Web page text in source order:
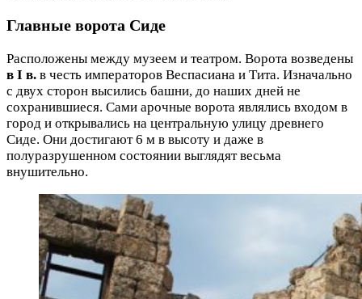
Главные ворота Сиде
Расположены между музеем и театром. Ворота возведены
в I в. в честь императоров Веспасиана и Тита. Изначально
с двух сторон высились башни, до наших дней не
сохранившиеся. Сами арочные ворота являлись входом в
город и открывались на центральную улицу древнего
Сиде. Они достигают 6 м в высоту и даже в
полуразрушенном состоянии выглядят весьма
внушительно.